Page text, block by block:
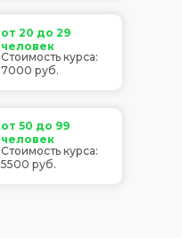
от 20 до 29
человек
от 50 до 99
человек
Стоимость курса:
7000 руб.
Стоимость курса:
5500 руб.